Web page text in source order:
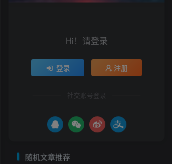
Hi！请登录
登录 注册
社交账号登录
随机文章推荐